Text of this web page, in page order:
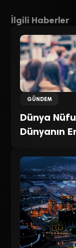
İlgili Haberler
GÜNDEM
Dünya
Dünyanın